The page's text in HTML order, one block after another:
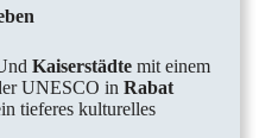
Kaiserstädte mit einem
UNESCO in Rabat
tieferes kulturelles